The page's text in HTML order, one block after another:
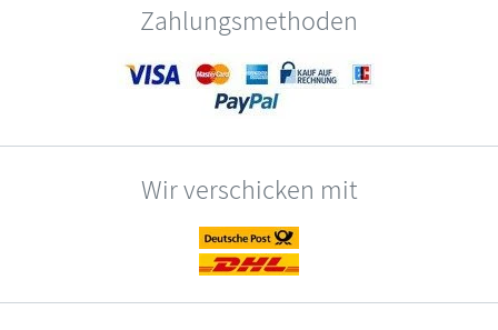
Zahlungsmethoden
Wir verschicken mit